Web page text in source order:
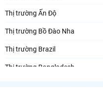
Thị trường Ấn Độ
Thị trường Bồ Đào Nha
Thị trường Brazil
Thị trường Bangladesh